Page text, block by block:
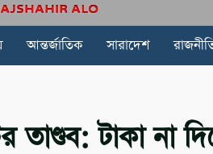
আন্তর্জাতিক সারাদেশ
তাণ্ডব: টাকা না